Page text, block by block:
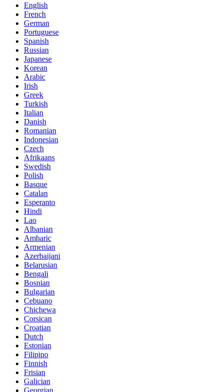
English
French
German
Portuguese
Spanish
Russian
Japanese
Korean
Arabic
Irish
Greek
Turkish
Italian
Danish
Romanian
Indonesian
Czech
Afrikaans
Swedish
Polish
Basque
Catalan
Esperanto
Hindi
Lao
Albanian
Amharic
Armenian
Azerbaijani
Belarusian
Bengali
Bosnian
Bulgarian
Cebuano
Chichewa
Corsican
Croatian
Dutch
Estonian
Filipino
Finnish
Frisian
Galician
Georgian